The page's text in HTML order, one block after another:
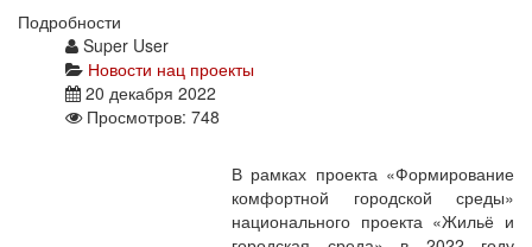
Подробности
Super User
Новости нац проекты
20 декабря 2022
Просмотров: 748
В рамках проекта «Формирование
комфортной городской среды»
национального проекта «Жильё и